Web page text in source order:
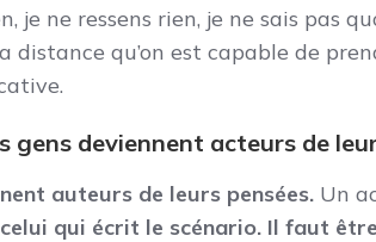
je ne ressens rien, je ne sais pas
distance qu’on est capable de
gens deviennent acteurs de
auteurs de leurs pensées. Un
celui qui écrit le scénario. Il faut